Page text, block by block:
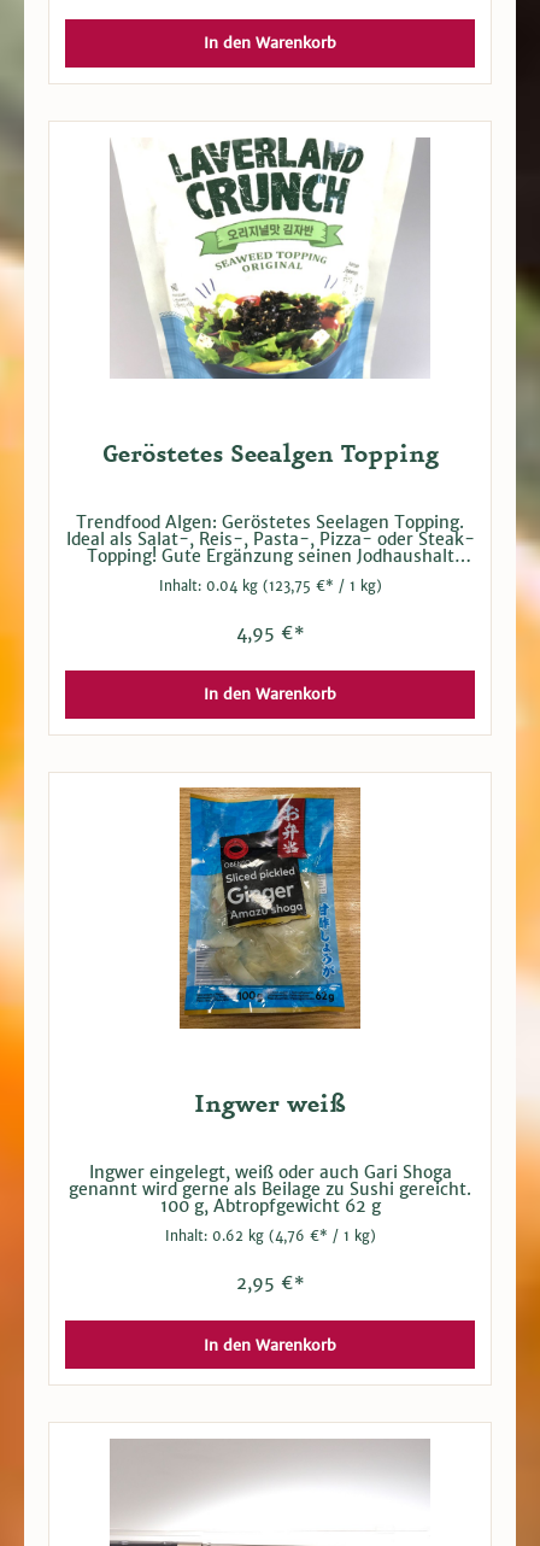
In den Warenkorb
Geröstetes Seealgen Topping
Trendfood Algen: Geröstetes Seelagen Topping.
Ideal als Salat-, Reis-, Pasta-, Pizza- oder Steak-
Topping! Gute Ergänzung seinen Jodhaushalt
etwas zu stärken. 40 g Packung. Achtung:
Jodreiches Lebensmittel, kann bei übermäßigem
führen! Nicht mehr als 1 Esslöffel täglich, Kinder
nicht mehr als 1 Teelöffel.
Inhalt: 0.04 kg (123,75 €* / 1 kg)
4,95 €*
In den Warenkorb
Ingwer weiß
Ingwer eingelegt, weiß oder auch Gari Shoga
genannt wird gerne als Beilage zu Sushi gereicht.
100 g, Abtropfgewicht 62 g
Inhalt: 0.62 kg (4,76 €* / 1 kg)
2,95 €*
In den Warenkorb